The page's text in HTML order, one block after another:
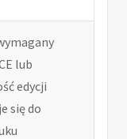
lub
edycji
się do